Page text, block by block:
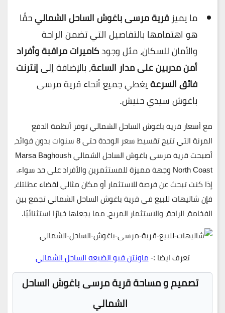
ما يميز قرية مرسى باغوش الساحل الشماليحقًا
هو اهتمامها بالتفاصيل التي تضمن الراحة
والأمان للسكان، مثل وجودكاميرات مراقبة وأفراد
أمن مدربين على مدار الساعة، بالإضافة إلىإنترنت
فائق السرعةيغطي جميع أنحاء قرية مرسى
باغوش سيدي حنيش.
مع أسعار قرية باغوش الساحل الشمالي توفر أنظمة الدفع
المرنة التي تتيح تقسيط سعر الوحدة حتى8 سنوات بدون فوائد
،
أصبحتقرية مرسى باغوش الساحل الشماليMarsa Baghoush
North Coast وجهة مميزة للمستثمرين والأفراد على حد سواء.
إذا كنت تبحث عن فرصة للاستثمار أو مكان مثالي لقضاء عطلتك،
فإن شاليهات للبيع في قرية باغوش الساحل الشمالي تجمع بين
الفخامة، الراحة، والاستثمار المربح، مما يجعلها خيارًا استثنائيًا.
تعرف ايضا :-ماونتن فيو الضبعه الساحل الشمالي
تصميم و مساحةقرية مرسى باغوش الساحل
الشمالي